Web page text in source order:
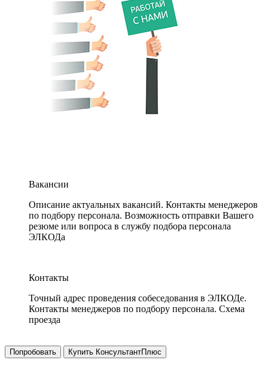
Вакансии
Описание актуальных вакансий. Контакты менеджеров
по подбору персонала. Возможность отправки Вашего
резюме или вопроса в службу подбора персонала
ЭЛКОДа
Контакты
Точный адрес проведения собеседования в ЭЛКОДе.
Контакты менеджеров по подбору персонала. Схема
проезда
Попробовать Купить КонсультантПлюс